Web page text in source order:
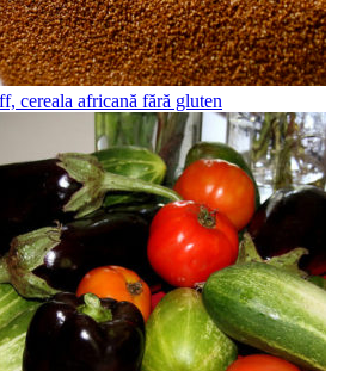
cereala africană fără gluten